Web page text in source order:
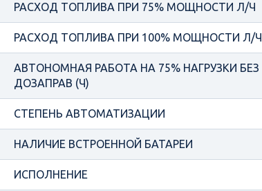
РАСХОД ТОПЛИВА ПРИ 75% МОЩНОСТИ Л/Ч
РАСХОД ТОПЛИВА ПРИ 100% МОЩНОСТИ Л/Ч
АВТОНОМНАЯ РАБОТА НА 75% НАГРУЗКИ БЕЗ
ДОЗАПРАВ (Ч)
СТЕПЕНЬ АВТОМАТИЗАЦИИ
НАЛИЧИЕ ВСТРОЕННОЙ БАТАРЕИ
ИСПОЛНЕНИЕ